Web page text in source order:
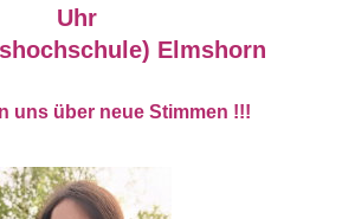
Uhr
Elmshorn
uns über neue Stimmen !!!